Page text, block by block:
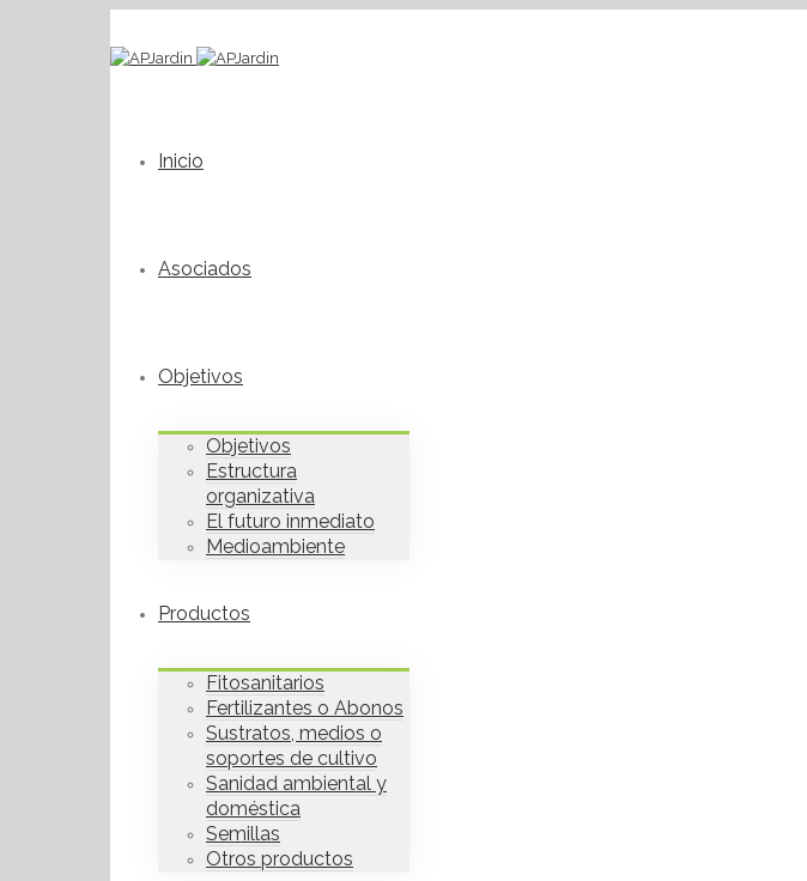
Inicio
Asociados
Objetivos
Objetivos
Estructura
organizativa
El futuro inmediato
Medioambiente
Productos
Fitosanitarios
Fertilizantes o Abonos
Sustratos, medios o
soportes de cultivo
Sanidad ambiental y
doméstica
Semillas
Otros productos